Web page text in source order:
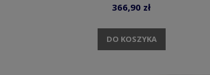
366,90 zł
DO KOSZYKA